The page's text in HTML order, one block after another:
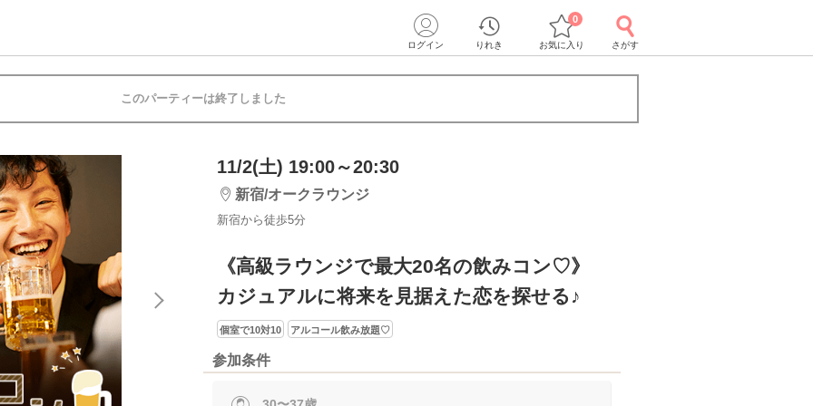
ログイン りれき お気に入り
0
さがす
このパーティーは終了しました
11/2(土) 19:00～20:30
新宿/オークラウンジ
新宿から徒歩5分
《高級ラウンジで最大20名の飲みコン♡》
カジュアルに将来を見据えた恋を探せる♪
個室で10対10 アルコール飲み放題♡
参加条件